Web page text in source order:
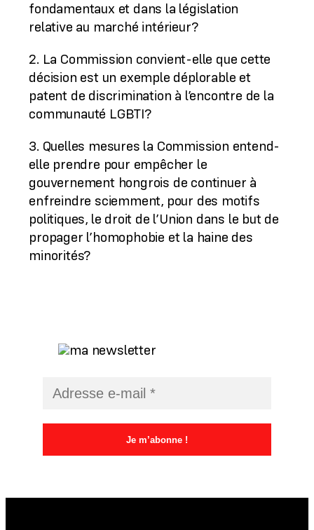
fondamentaux et dans la législation
relative au marché intérieur?
2. La Commission convient-elle que cette
décision est un exemple déplorable et
patent de discrimination à l’encontre de la
communauté LGBTI?
3. Quelles mesures la Commission entend-
elle prendre pour empêcher le
gouvernement hongrois de continuer à
enfreindre sciemment, pour des motifs
politiques, le droit de l’Union dans le but de
propager l’homophobie et la haine des
minorités?